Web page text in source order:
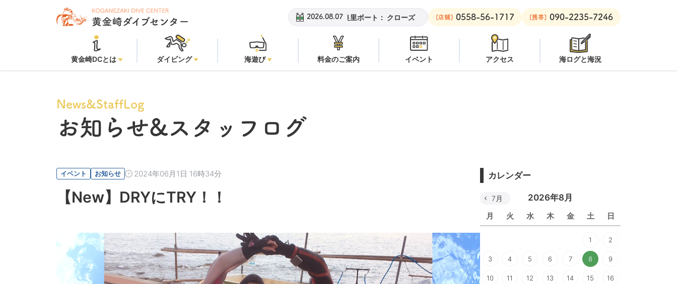
2026.08.07
潜水注意 安良里ボート： クローズ 黄金崎ビーチ：潜水注意 安良里ボート：クローズ
[店舗] 0558-56-1717 [携帯] 090-2235-7246
黄金崎DCとは ダイビング 海遊び 料金のご案内 イベント アクセス 海ログと海況
News&StaffLog
お知らせ&スタッフログ
イベント お知らせ 2024年06月1日 16時34分
【New】DRYにTRY！！
カレンダー
2026年8月
月 火 水 木 金 土 日
7月
1 2
3 4 5 6 7 8 9
10 11 12 13 14 15 16